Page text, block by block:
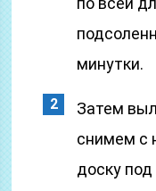
минутки.
Затем
снимем с
доску